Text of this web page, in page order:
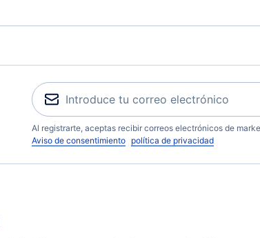
Al registrarte, aceptas recibir correos electrónicos de
Aviso de consentimiento política de privacidad